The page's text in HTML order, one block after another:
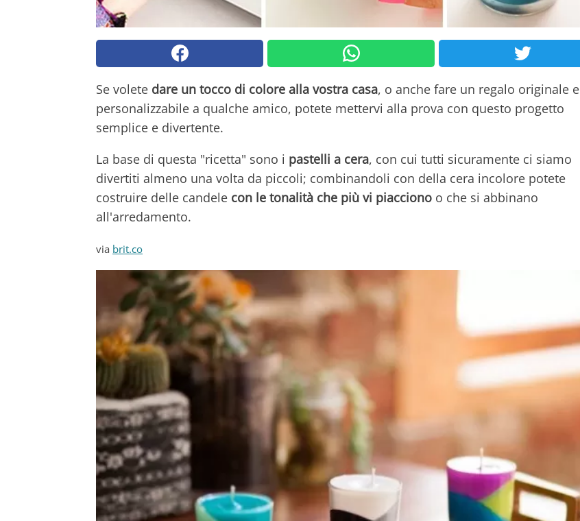
Se volete dare un tocco di colore alla vostra casa, o anche fare un regalo originale e
personalizzabile a qualche amico, potete mettervi alla prova con questo progetto
semplice e divertente.
La base di questa "ricetta" sono i pastelli a cera, con cui tutti sicuramente ci siamo
divertiti almeno una volta da piccoli; combinandoli con della cera incolore potete
costruire delle candele con le tonalità che più vi piacciono o che si abbinano
all'arredamento.
via brit.co